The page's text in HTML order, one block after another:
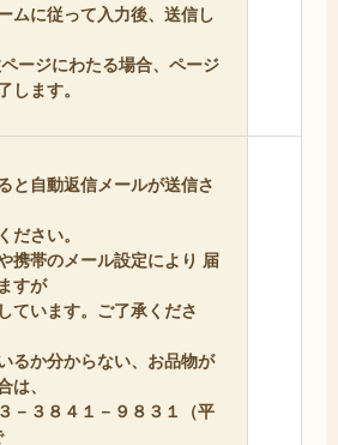
ムに従って入力後、送信し
ージにわたる場合、ページ
します。
と自動返信メールが送信さ
ださい。
帯のメール設定により 届
すが
います。ご了承くださ
るか分からない、お品物が
は、
－３８４１－９８３１（平